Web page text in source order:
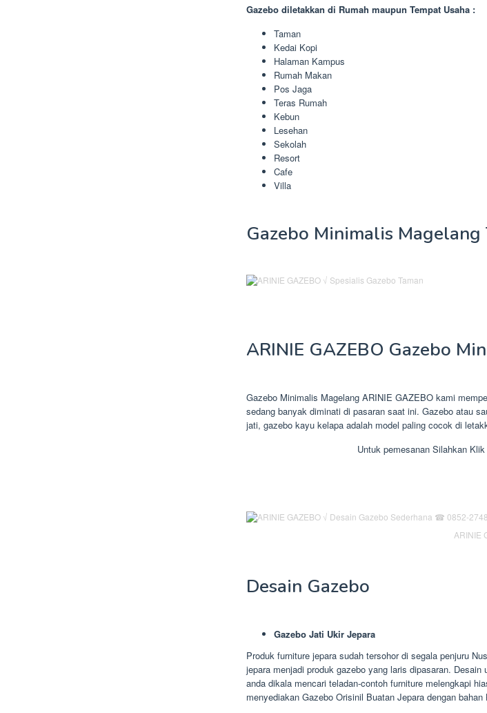
Gazebo diletakkan di Rumah maupun Tempat Usaha :
Taman
Kedai Kopi
Halaman Kampus
Rumah Makan
Pos Jaga
Teras Rumah
Kebun
Lesehan
Sekolah
Resort
Cafe
Villa
Gazebo Minimalis Magelang
ARINIE GAZEBO Gazebo
Gazebo Minimalis Magelang ARINIE GAZEBO kami
sedang banyak diminati di pasaran saat ini. Gazebo atau
jati, gazebo kayu kelapa adalah model paling cocok di
Untuk pemesanan Silahkan
ARINIE
Desain Gazebo
Gazebo Jati Ukir Jepara
Produk furniture jepara sudah tersohor di segala penjuru
jepara menjadi produk gazebo yang laris dipasaran.
anda dikala mencari teladan-contoh furniture melengkapi
menyediakan Gazebo Orisinil Buatan Jepara dengan